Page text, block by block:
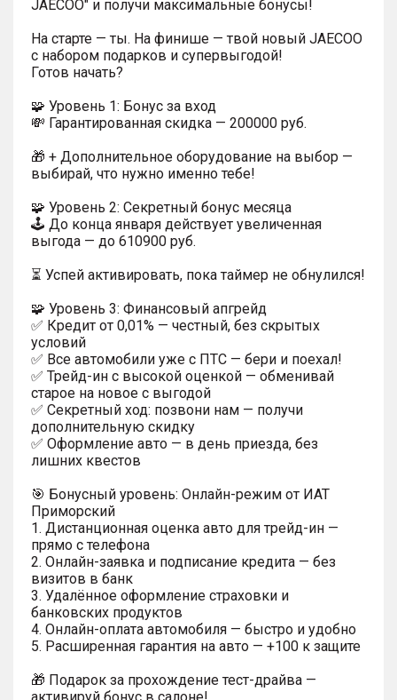
JAECOO" и получи максимальные бонусы!
На старте — ты. На финише — твой новый JAECOO
с набором подарков и супервыгодой!
Готов начать?
🧩 Уровень 1: Бонус за вход
💸 Гарантированная скидка — 200000 руб.
🎁 + Дополнительное оборудование на выбор —
выбирай, что нужно именно тебе!
🧩 Уровень 2: Секретный бонус месяца
🕹️ До конца января действует увеличенная
выгода — до 610900 руб.
⏳ Успей активировать, пока таймер не обнулился!
🧩 Уровень 3: Финансовый апгрейд
✅ Кредит от 0,01% — честный, без скрытых
условий
✅ Все автомобили уже с ПТС — бери и поехал!
✅ Трейд-ин с высокой оценкой — обменивай
старое на новое с выгодой
✅ Секретный ход: позвони нам — получи
дополнительную скидку
✅ Оформление авто — в день приезда, без
лишних квестов
🎯 Бонусный уровень: Онлайн-режим от ИАТ
Приморский
1. Дистанционная оценка авто для трейд-ин —
прямо с телефона
2. Онлайн-заявка и подписание кредита — без
визитов в банк
3. Удалённое оформление страховки и
банковских продуктов
4. Онлайн-оплата автомобиля — быстро и удобно
5. Расширенная гарантия на авто — +100 к защите
🎁 Подарок за прохождение тест-драйва —
активируй бонус в салоне!